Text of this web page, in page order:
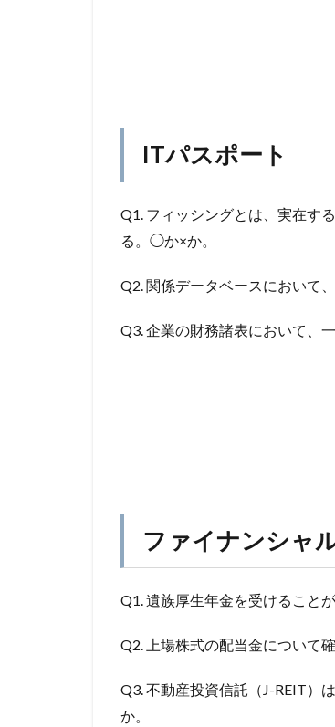
ITパスポート
Q1. フィッシングとは、実在す
る。◯か×か。
Q2. 関係データベースにおいて
Q3. 企業の財務諸表において、
ファイナンシャ
Q1. 遺族厚生年金を受けること
Q2. 上場株式の配当金について
Q3. 不動産投資信託（J-REIT）
か。